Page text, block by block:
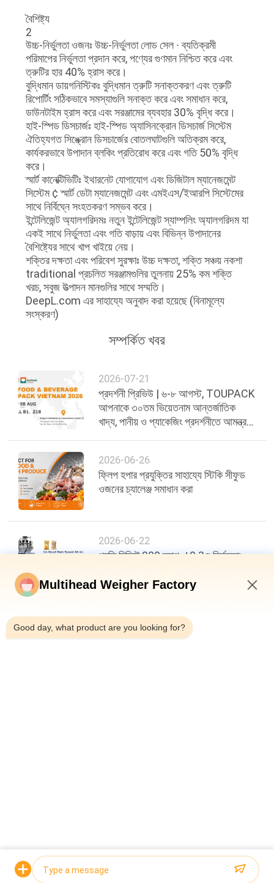
বৈশিষ্ট্য
2
উচ্চ-নির্ভুলতা ওজনঃ উচ্চ-নির্ভুলতা লোড সেল ∙ ব্যতিক্রমী
পরিমাপের নির্ভুলতা প্রদান করে, পণ্যের গুণমান নিশ্চিত করে এবং
ত্রুটির হার 40% হ্রাস করে।
বুদ্ধিমান ডায়গনিস্টিকঃ বুদ্ধিমান ত্রুটি সনাক্তকরণ এবং ত্রুটি
রিপোর্টিং সঠিকভাবে সমস্যাগুলি সনাক্ত করে এবং সমাধান করে,
ডাউনটাইম হ্রাস করে এবং সরঞ্জামের ব্যবহার 30% বৃদ্ধি করে।
হাই-স্পিড ডিসচার্জঃ হাই-স্পিড অ্যাসিনক্রোন ডিসচার্জ সিস্টেম ️
ঐতিহ্যগত সিঙ্ক্রোন ডিসচার্জের বোতলঘাটগুলি অতিক্রম করে,
কার্যকরভাবে উপাদান ব্লকিং প্রতিরোধ করে এবং গতি 50% বৃদ্ধি
করে।
স্মার্ট কানেক্টিভিটিঃ ইথারনেট যোগাযোগ এবং ডিজিটাল ম্যানেজমেন্ট
সিস্টেম ¢ স্মার্ট ডেটা ম্যানেজমেন্ট এবং এমইএস/ইআরপি সিস্টেমের
সাথে নির্বিঘ্নে সংহতকরণ সম্ভব করে।
ইন্টেলিজেন্ট অ্যালগরিদমঃ নতুন ইন্টেলিজেন্ট স্যাম্পলিং অ্যালগরিদম যা
একই সাথে নির্ভুলতা এবং গতি বাড়ায় এবং বিভিন্ন উপাদানের
বৈশিষ্ট্যের সাথে খাপ খাইয়ে নেয়।
শক্তির দক্ষতা এবং পরিবেশ সুরক্ষাঃ উচ্চ দক্ষতা, শক্তি সঞ্চয় নকশা
traditional প্রচলিত সরঞ্জামগুলির তুলনায় 25% কম শক্তি
খরচ, সবুজ উত্পাদন মানগুলির সাথে সম্মতি।
DeepL.com এর সাহায্যে অনুবাদ করা হয়েছে (বিনামূল্যে
সংস্করণ)
সম্পর্কিত খবর
2026-07-21
প্রদর্শনী প্রিভিউ | ৬-৮ আগস্ট, TOUPACK
আপনাকে ৩০তম ভিয়েতনাম আন্তর্জাতিক
খাদ্য, পানীয় ও প্যাকেজিং প্রদর্শনীতে আমন্ত্রণ
2026-06-26
ফ্লিপ হপার প্রযুক্তির সাহায্যে স্টিকি সীফুড
ওজনের চ্যালেঞ্জ সমাধান করা
2026-06-22
প্রতি মিনিটে 200 ব্যাগ, ±0.3g নির্ভুলতা:
উদ্ধৃতির জন্য আবেদন
Multihead Weigher Factory
Good day, what product are you looking for?